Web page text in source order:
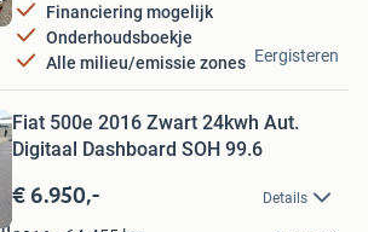
Financiering mogelijk
Onderhoudsboekje
Alle milieu/emissie zones Eergisteren
Fiat 500e 2016 Zwart 24kwh Aut.
Digitaal Dashboard SOH 99.6
€ 6.950,- Details